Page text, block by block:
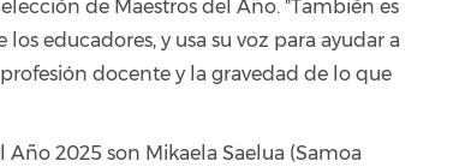
de Maestros del Año. "También es
educadores, y usa su voz para ayudar a
docente y la gravedad de lo que
2025 son Mikaela Saelua (Samoa